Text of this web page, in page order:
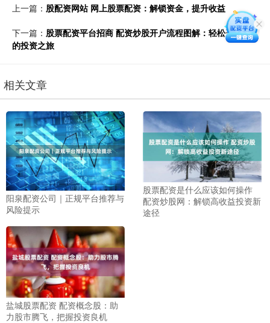
上一篇： 股配资网站 网上股票配资：解锁资金，提升收益
下一篇： 股票配资平台招商 配资炒股开户流程图解：轻松开启您
的投资之旅
相关文章
阳泉配资公司｜正规平台推荐与
风险提示
股票配资是什么应该如何操作
配资炒股网：解锁高收益投资新
途径
盐城股票配资 配资概念股：助
力股市腾飞，把握投资良机